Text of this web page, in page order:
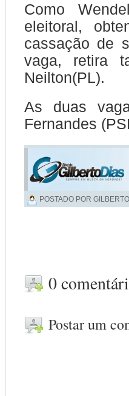
Como
eleitoral,
cassação de
vaga, retira
Neilton(PL).
As duas
Fernandes
POSTADO POR
0
Postar um